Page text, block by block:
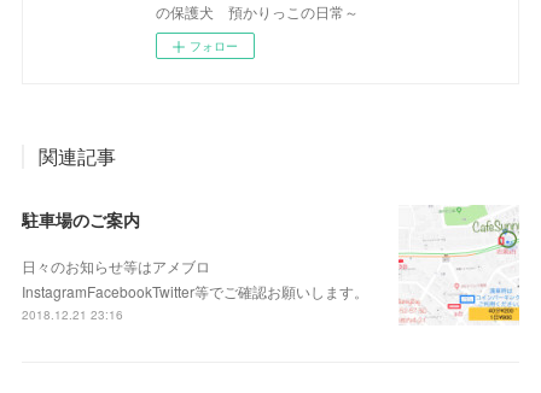
の保護犬 預かりっこの日常～
フォロー
関連記事
駐車場のご案内
日々のお知らせ等はアメブロ
InstagramFacebookTwitter等でご確認お願いします。
2018.12.21 23:16